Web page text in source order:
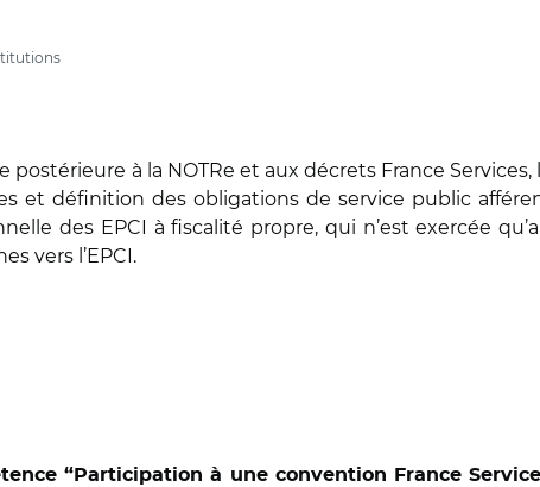
postérieure à la NOTRe et aux décrets France
et définition des obligations de service public
des EPCI à fiscalité propre, qui n’est exercée
vers l’EPCI.
“Participation à une convention France